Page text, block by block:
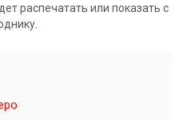
распечатать или показать с